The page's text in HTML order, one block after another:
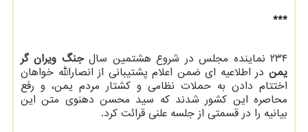
***
۲۳۴ نماینده مجلس در شروع هشتمین سال
جنگ ویران گر
یمن در اطلاعیه ای ضمن اعلام پشتیبانی از انصارالله خواهان
اختتام دادن به حملات نظامی و کشتار مردم یمن، و رفع
محاصره این کشور شدند که سید محسن دهنوی متن این
بیانیه را در قسمتی از جلسه علنی قرائت کرد.